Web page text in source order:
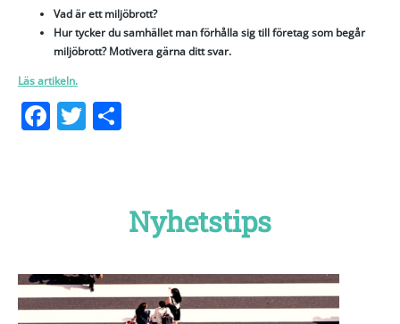
Vad är ett miljöbrott?
Hur tycker du samhället man förhålla sig till företag som begår
miljöbrott? Motivera gärna ditt svar.
Läs artikeln.
Facebook
Twitter
Nyhetstips